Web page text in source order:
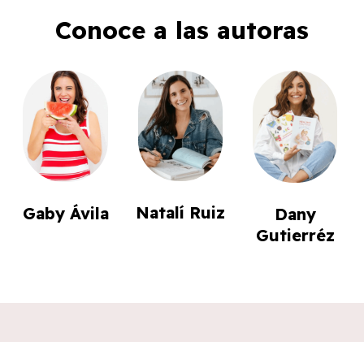
Conoce a las autoras
Gaby Ávila Natalí Ruiz
Dany
Gutierréz